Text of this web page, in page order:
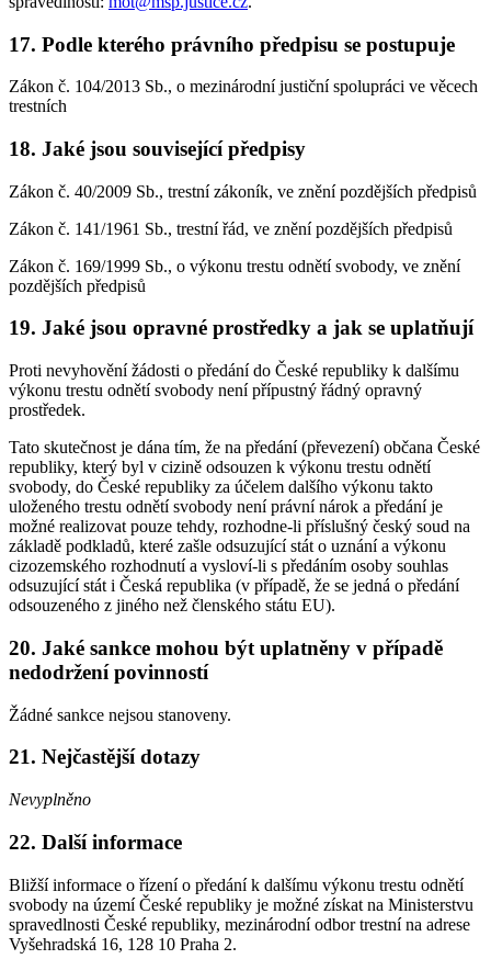
17. Podle kterého právního předpisu se postupuje
Zákon č. 104/2013 Sb., o mezinárodní justiční spolupráci ve věcech
trestních
18. Jaké jsou související předpisy
Zákon č. 40/2009 Sb., trestní zákoník, ve znění pozdějších předpisů
Zákon č. 141/1961 Sb., trestní řád, ve znění pozdějších předpisů
Zákon č. 169/1999 Sb., o výkonu trestu odnětí svobody, ve znění
pozdějších předpisů
19. Jaké jsou opravné prostředky a jak se uplatňují
Proti nevyhovění žádosti o předání do České republiky k dalšímu
výkonu trestu odnětí svobody není přípustný řádný opravný
prostředek.
Tato skutečnost je dána tím, že na předání (převezení) občana České
republiky, který byl v cizině odsouzen k výkonu trestu odnětí
svobody, do České republiky za účelem dalšího výkonu takto
uloženého trestu odnětí svobody není právní nárok a předání je
možné realizovat pouze tehdy, rozhodne-li příslušný český soud na
základě podkladů, které zašle odsuzující stát o uznání a výkonu
cizozemského rozhodnutí a vysloví-li s předáním osoby souhlas
odsuzující stát i Česká republika (v případě, že se jedná o předání
odsouzeného z jiného než členského státu EU).
20. Jaké sankce mohou být uplatněny v případě
nedodržení povinností
Žádné sankce nejsou stanoveny.
21. Nejčastější dotazy
Nevyplněno
22. Další informace
Bližší informace o řízení o předání k dalšímu výkonu trestu odnětí
svobody na území České republiky je možné získat na Ministerstvu
spravedlnosti České republiky, mezinárodní odbor trestní na adrese
Vyšehradská 16, 128 10 Praha 2.